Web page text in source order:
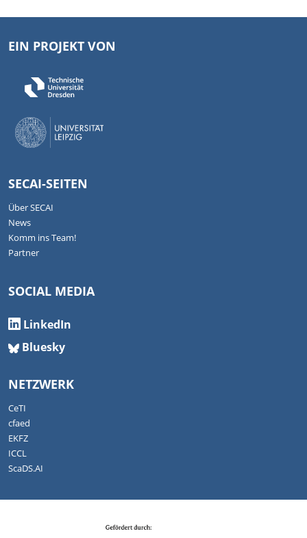
EIN PROJEKT VON
SECAI-SEITEN
Über SECAI
News
Komm ins Team!
Partner
SOCIAL MEDIA
LinkedIn
Bluesky
NETZWERK
CeTI
cfaed
EKFZ
ICCL
ScaDS.AI